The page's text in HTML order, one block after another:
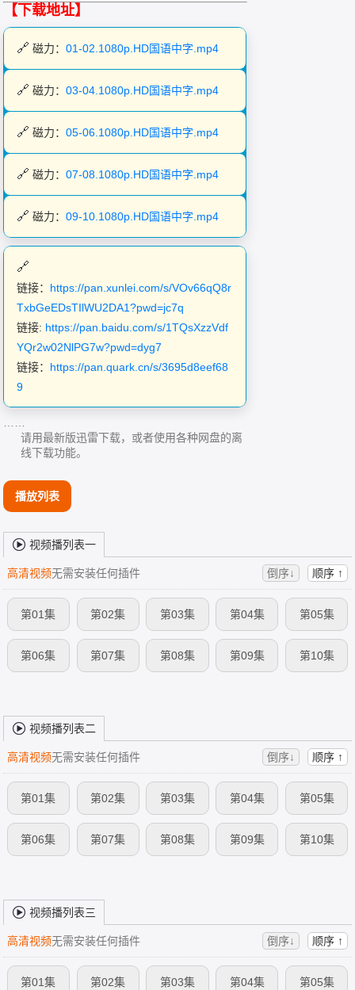
【下载地址】
磁力：01-02.1080p.HD国语中字.mp4
磁力：03-04.1080p.HD国语中字.mp4
磁力：05-06.1080p.HD国语中字.mp4
磁力：07-08.1080p.HD国语中字.mp4
磁力：09-10.1080p.HD国语中字.mp4
链接： https://pan.xunlei.com/s/VOv66qQ8r
TxbGeEDsTIlWU2DA1?pwd=jc7q
链接: https://pan.baidu.com/s/1TQsXzzVdf
YQr2w02NlPG7w?pwd=dyg7
链接： https://pan.quark.cn/s/3695d8eef68
9
请用最新版迅雷下载，或者使用各种网盘的离
线下载功能。
播放列表
视频播列表一
高清视频无需安装任何插件 倒序↓ 顺序 ↑
第01集 第02集 第03集 第04集 第05集
第06集 第07集 第08集 第09集 第10集
视频播列表二
高清视频无需安装任何插件 倒序↓ 顺序 ↑
第01集 第02集 第03集 第04集 第05集
第06集 第07集 第08集 第09集 第10集
视频播列表三
高清视频无需安装任何插件 倒序↓ 顺序 ↑
第01集 第02集 第03集 第04集 第05集